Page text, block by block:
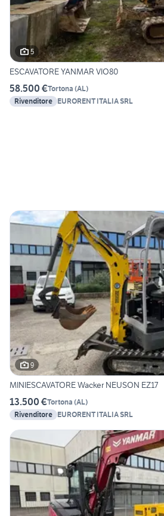
5
ESCAVATORE YANMAR VIO80
58.500 €Tortona (AL)
Rivenditore EURORENT ITALIA SRL
9
MINIESCAVATORE Wacker NEUSON EZ17
13.500 €Tortona (AL)
Rivenditore EURORENT ITALIA SRL